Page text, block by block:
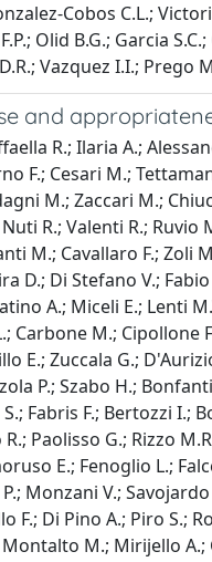
Cobos C.L.;
Olid B.G.; Garcia
Vazquez I.I.; Prego
and
R.; Ilaria A.;
F.; Cesari M.;
M.; Zaccari M.;
R.; Valenti R.;
M.; Cavallaro F.; Zoli
D.; Di Stefano V.;
A.; Miceli E.; Lenti
Carbone M.; Cipollone
E.; Zuccala G.;
P.; Szabo H.;
Fabris F.; Bertozzi I.;
Paolisso G.; Rizzo
E.; Fenoglio L.;
Monzani V.;
F.; Di Pino A.; Piro S.;
M.; Mirijello